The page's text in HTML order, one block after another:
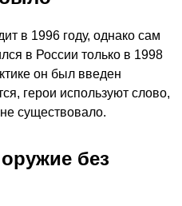
в 1996 году, однако сам
в России только в 1998
он был введен
герои используют слово,
существовало.
без